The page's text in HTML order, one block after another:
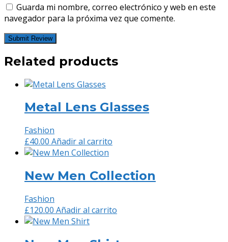
Guarda mi nombre, correo electrónico y web en este
navegador para la próxima vez que comente.
Related products
Metal Lens Glasses
Fashion
£40.00 Añadir al carrito
New Men Collection
Fashion
£120.00 Añadir al carrito